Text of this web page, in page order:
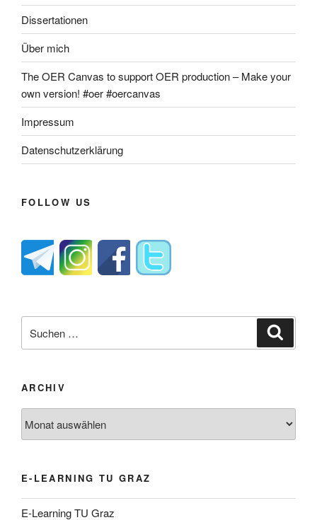
Dissertationen
Über mich
The OER Canvas to support OER production – Make your
own version! #oer #oercanvas
Impressum
Datenschutzerklärung
FOLLOW US
nach:
ARCHIV
E-LEARNING TU GRAZ
E-Learning TU Graz